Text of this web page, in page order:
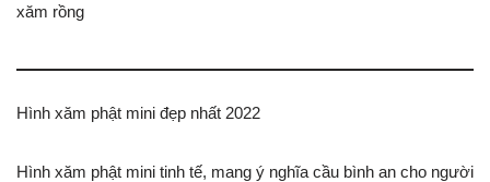
xăm rồng
Hình xăm phật mini đẹp nhất 2022
Hình xăm phật mini tinh tế, mang ý nghĩa cầu bình an cho người